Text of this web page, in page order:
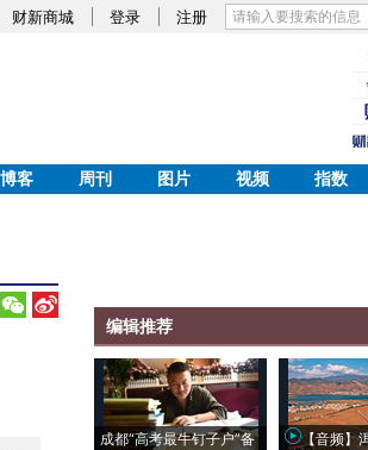
财新商城 登录 注册
博客 周刊 图片 视频 指数
编辑推荐
成都“高考最牛钉子户”备
【音频】